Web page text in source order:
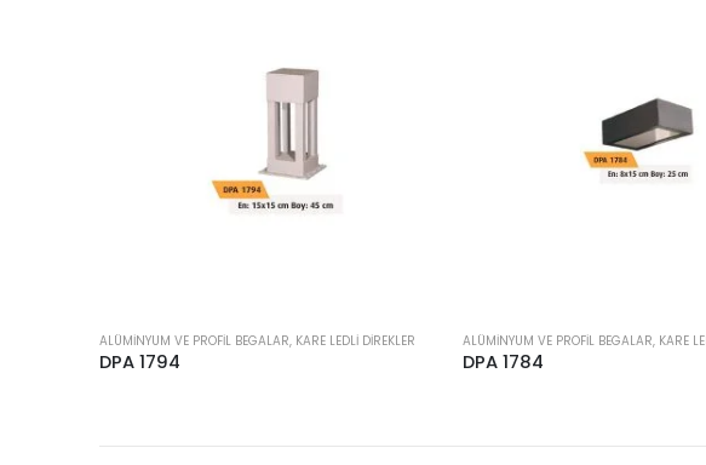
ALÜMINYUM VE PROFIL BEGALAR, KARE LEDLI DIREKLER
DPA 1794
ALÜMINYUM VE PROFIL BEGALAR, KARE
DPA 1784